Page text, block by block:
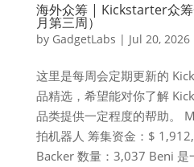
海外众筹 | Kickstarter众
月第三周）
by GadgetLabs | Jul 20, 2026
这里是每周会定期更新的
品精选，希望能对你了解
品类提供一定程度的帮助。
拍机器人 筹集资金：$
Backer 数量：3,037 Beni 是